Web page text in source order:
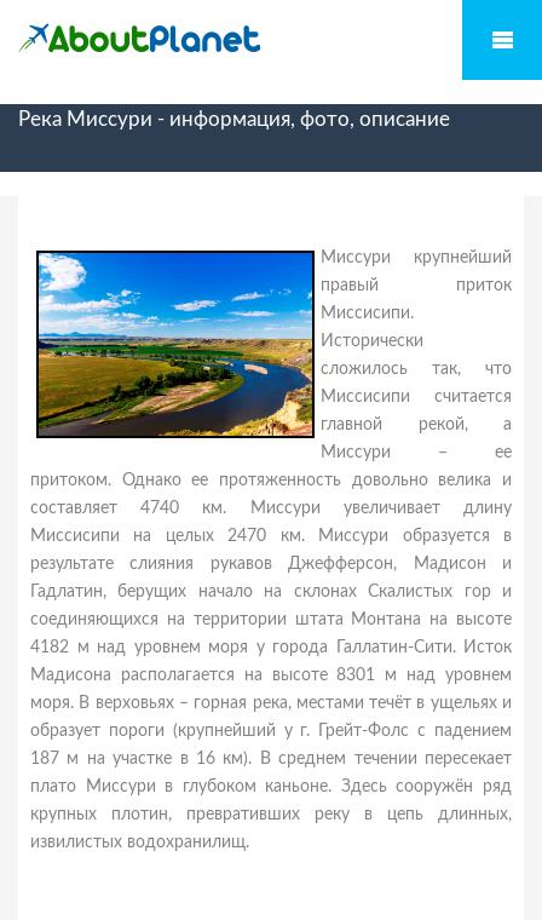
Река Миссури - информация, фото, описание
Миссури крупнейший
правый приток
Миссисипи.
Исторически
сложилось так, что
Миссисипи считается
главной рекой, а
Миссури – ее
притоком. Однако ее протяженность довольно велика и
составляет 4740 км. Миссури увеличивает длину
Миссисипи на целых 2470 км. Миссури образуется в
результате слияния рукавов Джефферсон, Мадисон и
Гадлатин, берущих начало на склонах Скалистых гор и
соединяющихся на территории штата Монтана на высоте
4182 м над уровнем моря у города Галлатин-Сити. Исток
Мадисона располагается на высоте 8301 м над уровнем
моря. В верховьях – горная река, местами течёт в ущельях и
образует пороги (крупнейший у г. Грейт-Фолс с падением
187 м на участке в 16 км). В среднем течении пересекает
плато Миссури в глубоком каньоне. Здесь сооружён ряд
крупных плотин, превративших реку в цепь длинных,
извилистых водохранилищ.